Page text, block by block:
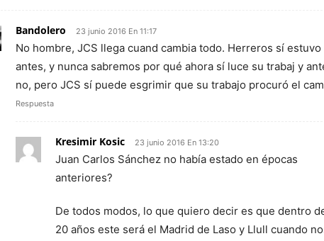
Bandolero 23 junio 2016 En 11:17
No hombre, JCS llega cuand cambia todo. Herreros sí estuvo
antes, y nunca sabremos por qué ahora sí luce su trabaj y
no, pero JCS sí puede esgrimir que su trabajo procuró el
Respuesta
Kresimir Kosic 23 junio 2016 En 13:20
Juan Carlos Sánchez no había estado en épocas
anteriores?
De todos modos, lo que quiero decir es que dentro
20 años este será el Madrid de Laso y Llull cuando